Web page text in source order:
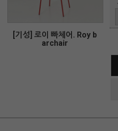
[기성] 로이 빠체어. Roy b
archair